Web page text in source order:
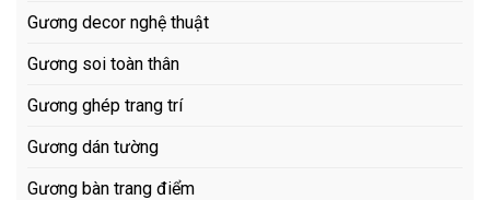
Gương decor nghệ thuật
Gương soi toàn thân
Gương ghép trang trí
Gương dán tường
Gương bàn trang điểm